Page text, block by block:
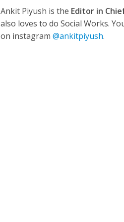
Ankit Piyush is the Editor in
also loves to do Social Works.
on instagram@ankitpiyush.